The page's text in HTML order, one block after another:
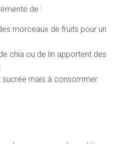
de :
morceaux de fruits pour un
chia ou de lin apportent des
sucrée mais à consommer